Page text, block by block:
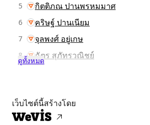
5 กิตติภณ ปานพรหมมาศ
6 คริษฐ์ ปานเนียม
7 จุลพงศ์ อยู่เกษ
8 ฉัตร สุภัทรวณิชย์
ดูทั้งหมด
เว็บไซต์นี้สร้างโดย